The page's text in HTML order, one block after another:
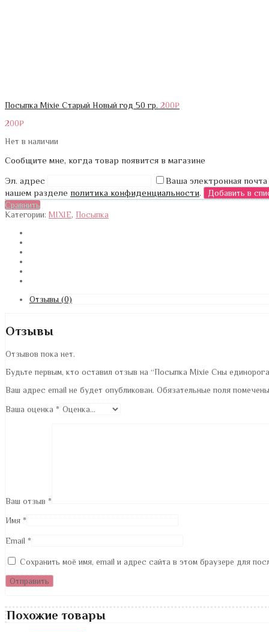
Посыпка Mixie Старый Новый год 50 гр. 200₽
200₽
Нет в наличии
Сообщите мне, когда товар появится в магазине
Эл. адрес
Ваша электронная
нашем разделе политика конфиденциальности.
Сравнить
Категории: MIXIE, Посыпка
Отзывы (0)
Отзывы
Отзывов пока нет.
Будьте первым, кто оставил отзыв на “Посыпка Mixie Сны
Ваш адрес email не будет опубликован. Обязательные поля
Ваша оценка *
Ваш отзыв *
Имя *
Email *
Сохранить моё имя, email и адрес сайта в этом браузере для
Похожие товары